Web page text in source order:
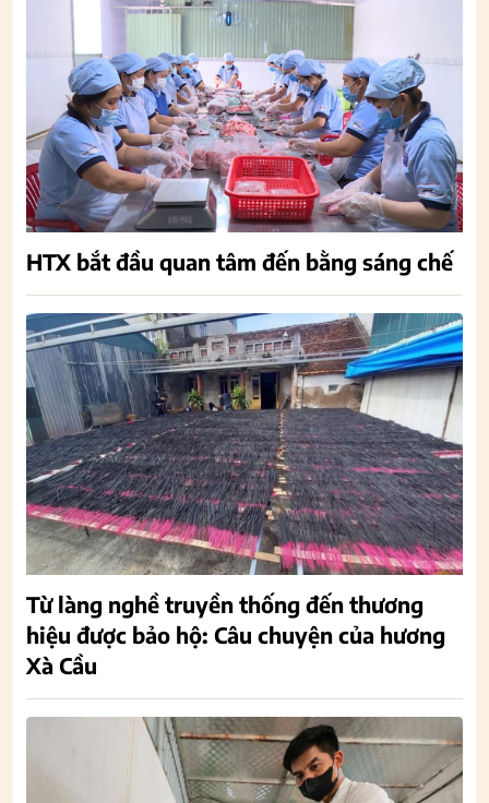
HTX bắt đầu quan tâm đến bằng sáng chế
Từ làng nghề truyền thống đến thương
hiệu được bảo hộ: Câu chuyện của hương
Xà Cầu